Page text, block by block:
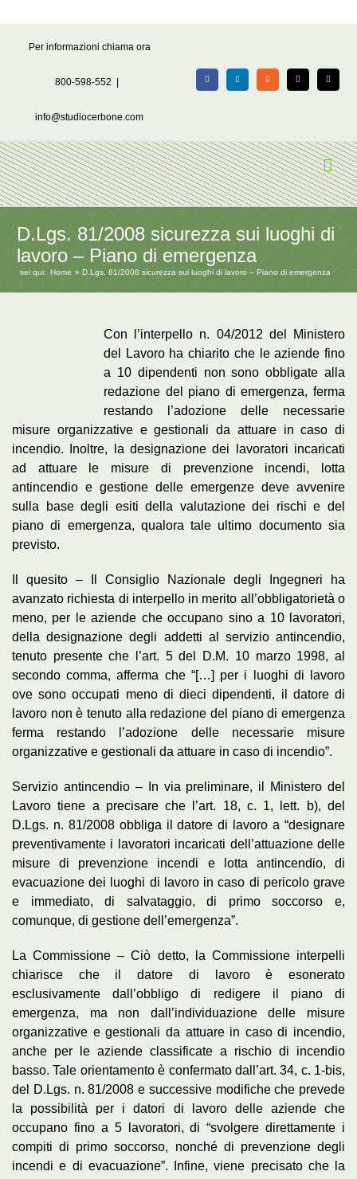
Per informazioni chiama ora
800-598-552
info@studiocerbone.com
FacebookLinkedIn Rss X Email
D.Lgs. 81/2008 sicurezza sui luoghi di
lavoro – Piano di emergenza
sei qui: Home D.Lgs. 81/2008 sicurezza sui luoghi di lavoro – Piano di emergenza
Con l’interpello n. 04/2012 del Ministero
del Lavoro ha chiarito che le aziende fino
a 10 dipendenti non sono obbligate alla
redazione del piano di emergenza, ferma
restando l’adozione delle necessarie
misure organizzative e gestionali da attuare in caso di
incendio. Inoltre, la designazione dei lavoratori incaricati
ad attuare le misure di prevenzione incendi, lotta
antincendio e gestione delle emergenze deve avvenire
sulla base degli esiti della valutazione dei rischi e del
piano di emergenza, qualora tale ultimo documento sia
previsto.
Il quesito – Il Consiglio Nazionale degli Ingegneri ha
avanzato richiesta di interpello in merito all’obbligatorietà o
meno, per le aziende che occupano sino a 10 lavoratori,
della designazione degli addetti al servizio antincendio,
tenuto presente che l’art. 5 del D.M. 10 marzo 1998, al
secondo comma, afferma che “[…] per i luoghi di lavoro
ove sono occupati meno di dieci dipendenti, il datore di
lavoro non è tenuto alla redazione del piano di emergenza
ferma restando l’adozione delle necessarie misure
organizzative e gestionali da attuare in caso di incendio”.
Servizio antincendio – In via preliminare, il Ministero del
Lavoro tiene a precisare che l’art. 18, c. 1, lett. b), del
D.Lgs. n. 81/2008 obbliga il datore di lavoro a “designare
preventivamente i lavoratori incaricati dell’attuazione delle
misure di prevenzione incendi e lotta antincendio, di
evacuazione dei luoghi di lavoro in caso di pericolo grave
e immediato, di salvataggio, di primo soccorso e,
comunque, di gestione dell’emergenza”.
La Commissione – Ciò detto, la Commissione interpelli
chiarisce che il datore di lavoro è esonerato
esclusivamente dall’obbligo di redigere il piano di
emergenza, ma non dall’individuazione delle misure
organizzative e gestionali da attuare in caso di incendio,
anche per le aziende classificate a rischio di incendio
basso. Tale orientamento è confermato dall’art. 34, c. 1-bis,
del D.Lgs. n. 81/2008 e successive modifiche che prevede
la possibilità per i datori di lavoro delle aziende che
occupano fino a 5 lavoratori, di “svolgere direttamente i
compiti di primo soccorso, nonché di prevenzione degli
incendi e di evacuazione”. Infine, viene precisato che la